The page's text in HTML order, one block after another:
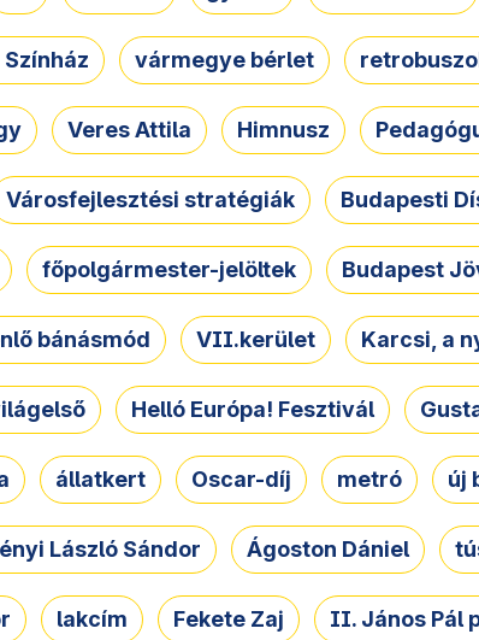
vármegye bérlet
Veres Attila Himnusz
Városfejlesztési stratégiák Budapesti
főpolgármester-jelöltek Budapest
bánásmód VII.kerület Karcsi, a
Helló Európa! Fesztivál
állatkert Oscar-díj metró új
László Sándor Ágoston Dániel
lakcím Fekete Zaj II. János Pál